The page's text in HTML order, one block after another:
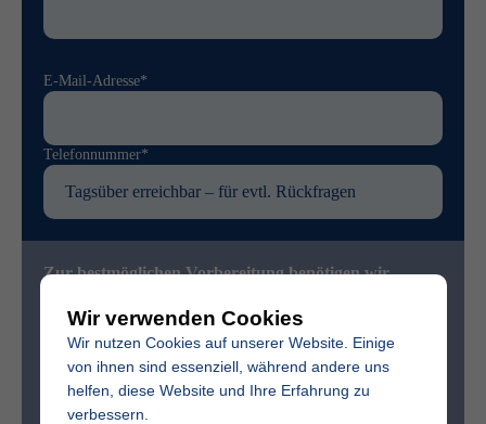
E-Mail-Adresse*
Telefonnummer*
Zur bestmöglichen Vorbereitung benötigen wir
Vollständiger Name des Verstorbenen
Sterbedatum
Wir verwenden Cookies
Wir nutzen Cookies auf unserer Website. Einige
von ihnen sind essenziell, während andere uns
helfen, diese Website und Ihre Erfahrung zu
verbessern.